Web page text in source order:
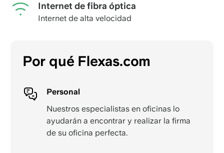
Internet de fibra óptica
Internet de alta velocidad
Por qué Flexas.com
Personal
Nuestros especialistas en oficinas lo
ayudarán a encontrar y realizar la firma
de su oficina perfecta.